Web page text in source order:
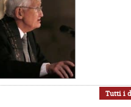
Tutti i